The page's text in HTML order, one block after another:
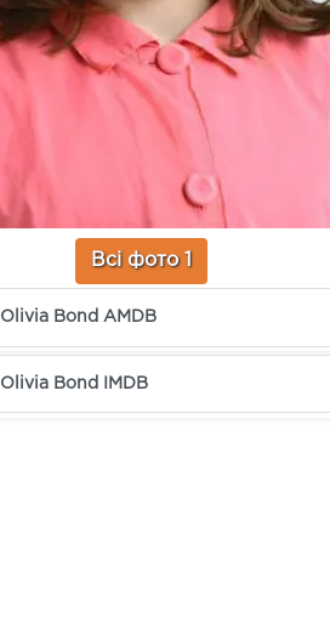
Всі фото 1
Olivia Bond AMDB
Olivia Bond IMDB